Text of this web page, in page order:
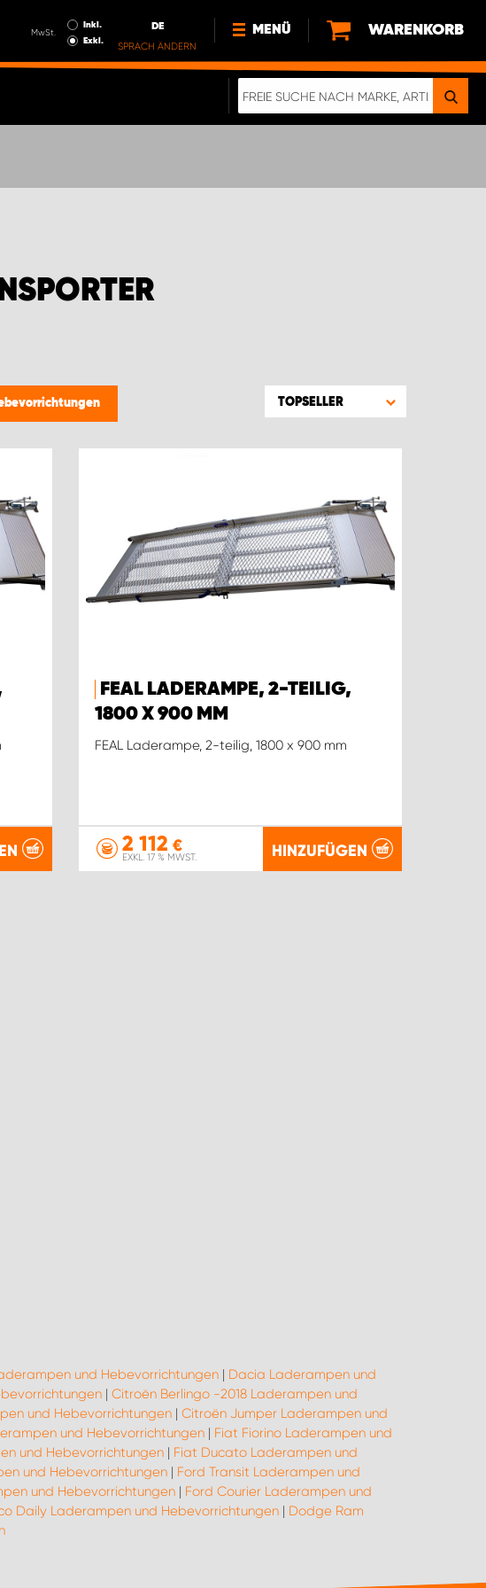
MwSt.
Inkl.
Exkl.
DE
SPRACH ÄNDERN
MENÜ
NEWS
WARENKORB
TOPSELLER
FEAL LADERAMPE, 2-TEILIG,
1800 X 900 MM
FEAL Laderampe, 2-teilig, 1800 x 900 mm
2 112 €
EXKL. 17 % MWST. HINZUFÜGEN
und Hebevorrichtungen | Dacia Laderampen und
| Citroën Berlingo -2018 Laderampen und
und Hebevorrichtungen| Citroën Jumper Laderampen und
und Hebevorrichtungen | Fiat Fiorino Laderampen und
und Hebevorrichtungen | Fiat Ducato Laderampen und
und Hebevorrichtungen| Ford Transit Laderampen und
und Hebevorrichtungen | Ford Courier Laderampen und
Daily Laderampen und Hebevorrichtungen| Dodge Ram